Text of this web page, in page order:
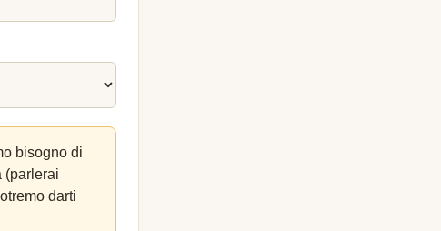
bisogno di
(parlerai
darti